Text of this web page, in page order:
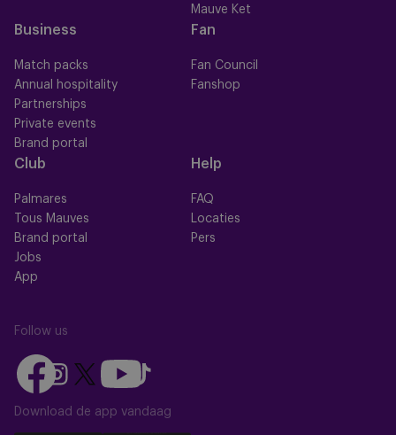
Mauve Ket
Business
Match packs
Annual hospitality
Partnerships
Private events
Brand portal
Fan
Fan Council
Fanshop
Club
Palmares
Tous Mauves
Brand portal
Jobs
App
Help
FAQ
Locaties
Pers
Follow us
Follow
us
on
Follow
us
on
Follow
on
Follow
us
on
Follow
us
on
Download de app vandaag